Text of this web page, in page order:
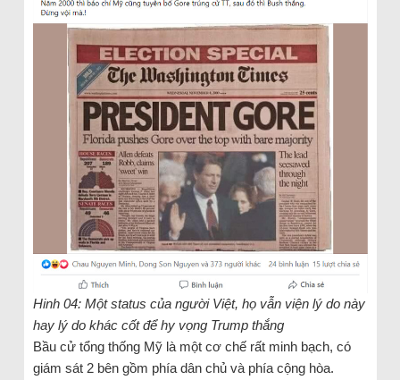
Hinh 04: Một status của người Việt, họ vẫn viện lý do này
hay lý do khác cốt để hy vọng Trump thắng
Bầu cử tổng thống Mỹ là một cơ chế rất minh bạch, có
giám sát 2 bên gồm phía dân chủ và phía cộng hòa.